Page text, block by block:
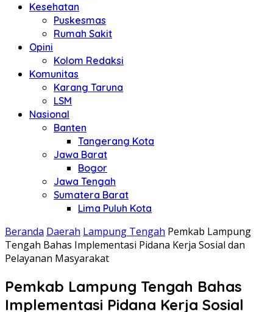
Kesehatan
Puskesmas
Rumah Sakit
Opini
Kolom Redaksi
Komunitas
Karang Taruna
LSM
Nasional
Banten
Tangerang Kota
Jawa Barat
Bogor
Jawa Tengah
Sumatera Barat
Lima Puluh Kota
Beranda Daerah Lampung Tengah Pemkab Lampung
Tengah Bahas Implementasi Pidana Kerja Sosial dan
Pelayanan Masyarakat
Pemkab Lampung Tengah Bahas
Implementasi Pidana Kerja Sosial